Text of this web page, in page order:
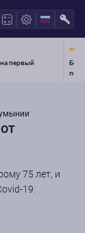
на первый
75 лет, и
19.